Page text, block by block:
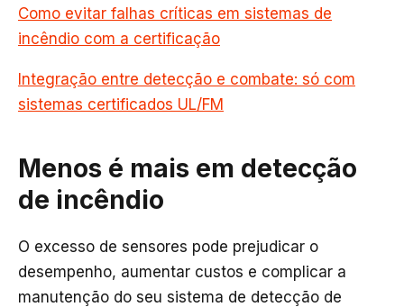
Como evitar falhas críticas em sistemas de
incêndio com a certificação
Integração entre detecção e combate: só com
sistemas certificados UL/FM
Menos é mais em detecção
de incêndio
O excesso de sensores pode prejudicar o
desempenho, aumentar custos e complicar a
manutenção do seu sistema de detecção de